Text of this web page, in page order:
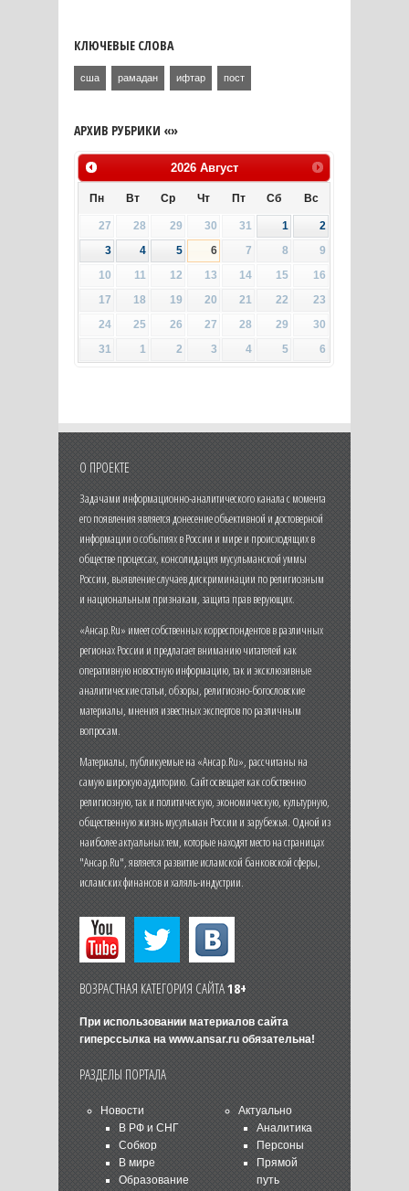
КЛЮЧЕВЫЕ СЛОВА
сша рамадан ифтар пост
АРХИВ РУБРИКИ «»
2026 Август
Пн Вт Ср Чт Пт Сб Вс
27 28 29 30 31 1
2
3
4 5 6 7 8
9
10
11 12 13 14 15
16
17
18 19 20 21 22
23
24
25 26 27 28 29
30
31
1 2 3 4 5 6
О ПРОЕКТЕ
Задачами информационно-аналитического канала с момента
его появления является донесение объективной и достоверной
информации о событиях в России и мире и происходящих в
обществе процессах, консолидация мусульманской уммы
России, выявление случаев дискриминации по религиозным
и национальным признакам, защита прав верующих.
«Ансар.Ru» имеет собственных корреспондентов в различных
регионах России и предлагает вниманию читателей как
оперативную новостную информацию, так и эксклюзивные
аналитические статьи, обзоры, религиозно-богословские
материалы, мнения известных экспертов по различным
вопросам.
Материалы, публикуемые на «Ансар.Ru», рассчитаны на
самую широкую аудиторию. Сайт освещает как собственно
религиозную, так и политическую, экономическую, культурную,
общественную жизнь мусульман России и зарубежья. Одной из
наиболее актуальных тем, которые находят место на страницах
"Ансар.Ru", является развитие исламской банковской сферы,
исламских финансов и халяль-индустрии.
ВОЗРАСТНАЯ КАТЕГОРИЯ САЙТА18+
При использовании материалов сайта
гиперссылка на www.ansar.ruобязательна!
РАЗДЕЛЫ ПОРТАЛА
Новости
В РФ и СНГ
Собкор
В мире
Образование
Актуально
Аналитика
Персоны
Прямой
путь